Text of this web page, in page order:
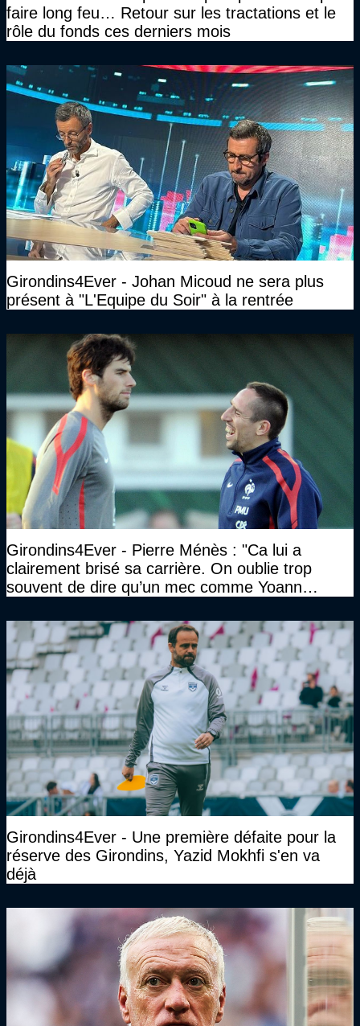
faire long feu… Retour sur les tractations et le
rôle du fonds ces derniers mois
Girondins4Ever - Johan Micoud ne sera plus
présent à "L'Equipe du Soir" à la rentrée
Girondins4Ever - Pierre Ménès : "Ca lui a
clairement brisé sa carrière. On oublie trop
souvent de dire qu’un mec comme Yoann
Girondins4Ever - Une première défaite pour la
réserve des Girondins, Yazid Mokhfi s'en va
déjà